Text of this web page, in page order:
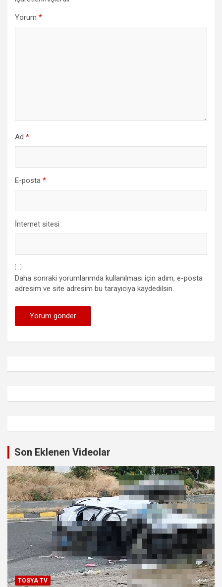
Yorum *
Ad *
E-posta *
İnternet sitesi
Daha sonraki yorumlarımda kullanılması için adım, e-posta
adresim ve site adresim bu tarayıcıya kaydedilsin.
Son Eklenen Videolar
TOSYA TV